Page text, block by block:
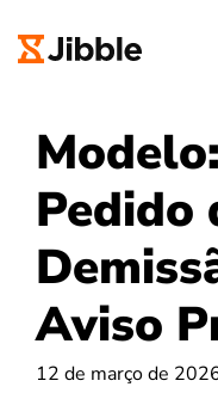
Pedido
Aviso
12 de março de